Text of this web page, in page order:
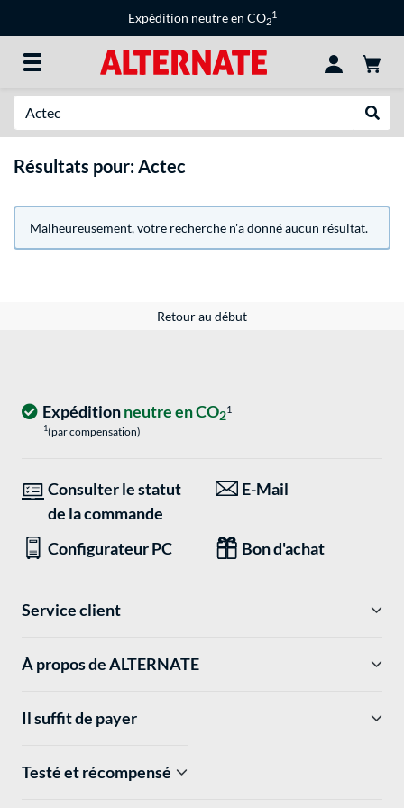
Expédition neutre en CO2
1
Résultats pour: Actec
Malheureusement, votre recherche n'a donné aucun résultat.
Retour au début
Expéditionneutre en CO21
1(par compensation)
Consulter le statut
de la commande
E-Mail
Configurateur PC Bon d'achat
Service client
À propos de ALTERNATE
Il suffit de payer
Testé et récompensé